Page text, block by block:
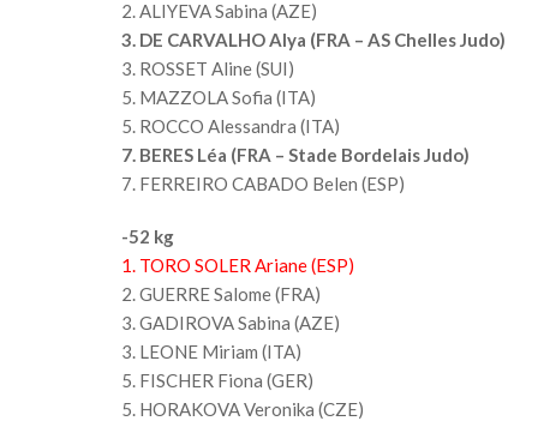
2. ALIYEVA Sabina (AZE)
3. DE CARVALHO Alya (FRA – AS Chelles Judo)
3. ROSSET Aline (SUI)
5. MAZZOLA Sofia (ITA)
5. ROCCO Alessandra (ITA)
7. BERES Léa (FRA – Stade Bordelais Judo)
7. FERREIRO CABADO Belen (ESP)
-52 kg
1. TORO SOLER Ariane (ESP)
2. GUERRE Salome (FRA)
3. GADIROVA Sabina (AZE)
3. LEONE Miriam (ITA)
5. FISCHER Fiona (GER)
5. HORAKOVA Veronika (CZE)